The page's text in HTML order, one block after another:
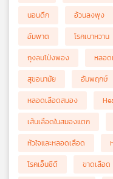
นอนดึก
อ้วนลงพุง
อัมพาต
โรคเบาหวาน
ถุงลมโป่งพอง
หลอด
สุขอนามัย
อัมพฤกษ์
หลอดเลือดสมอง
เส้นเลือดในสมองแตก
หัวใจและหลอดเลือด
โรคเอ็นซีดี
ขาดเลือด